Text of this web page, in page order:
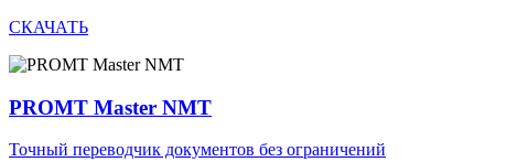
СКАЧАТЬ
PROMT Master NMT
Точный переводчик документов без ограничений